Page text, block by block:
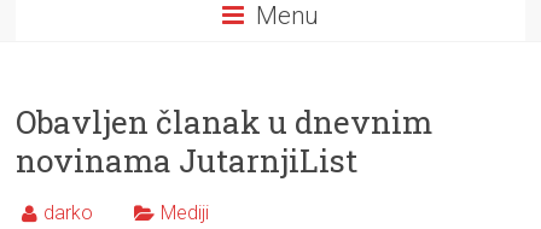
Menu
Obavljen članak u dnevnim
novinama JutarnjiList
darko Mediji